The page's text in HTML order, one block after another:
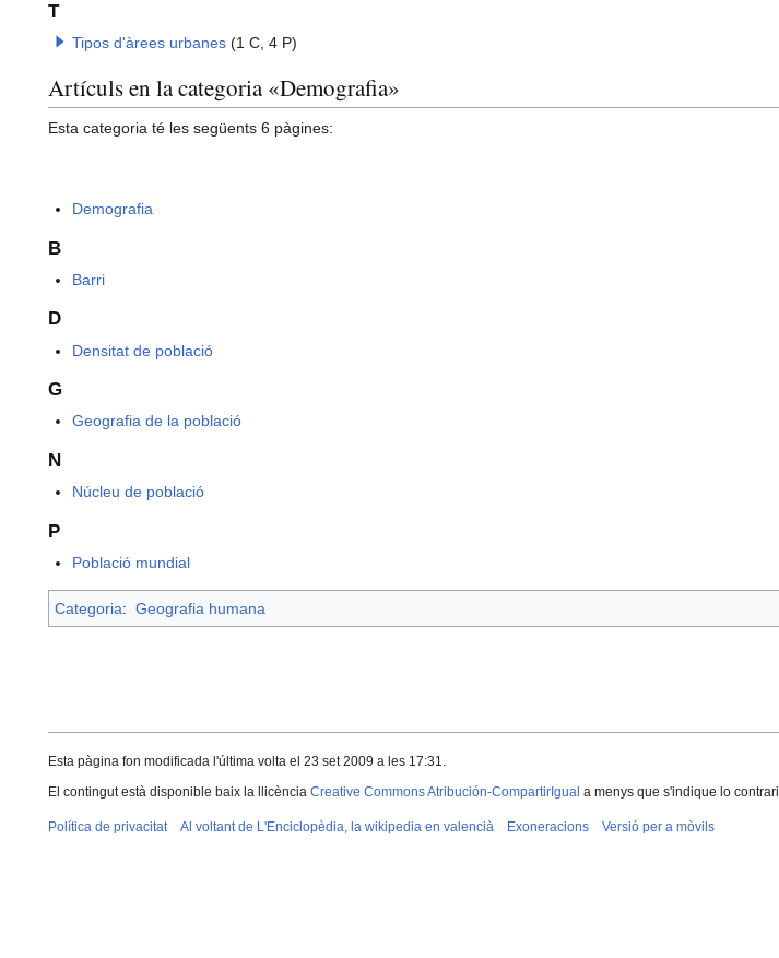
T
Tipos d'àrees urbanes (1 C, 4 P)
Artículs en la categoria «Demografia»
Esta categoria té les següents 6 pàgines:
Demografia
B
Barri
D
Densitat de població
G
Geografia de la població
N
Núcleu de població
P
Població mundial
Categoria: Geografia humana
Esta pàgina fon modificada l'última volta el 23 set 2009 a les 17:31.
El contingut està disponible baix la llicència Creative Commons Atribución-CompartirIgual a menys que s'indique lo contrari.
Política de privacitat Al voltant de L'Enciclopèdia, la wikipedia en valencià Exoneracions Versió per a mòvils